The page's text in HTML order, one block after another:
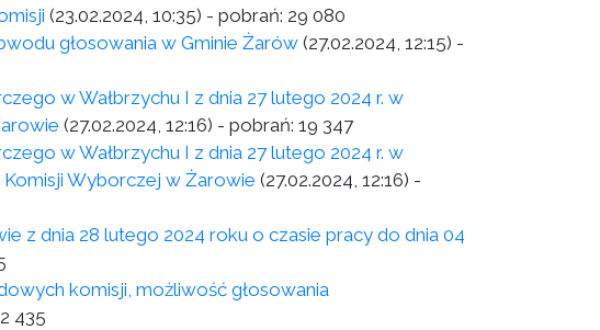
(23.02.2024, 10:35) - pobrań: 29 080
głosowania w Gminie Żarów (27.02.2024, 12:15) -
w Wałbrzychu I z dnia 27 lutego 2024 r. w
(27.02.2024, 12:16) - pobrań: 19 347
w Wałbrzychu I z dnia 27 lutego 2024 r. w
Wyborczej w Żarowie (27.02.2024, 12:16) -
z dnia 28 lutego 2024 roku o czasie pracy do dnia 04
komisji, możliwość głosowania
435